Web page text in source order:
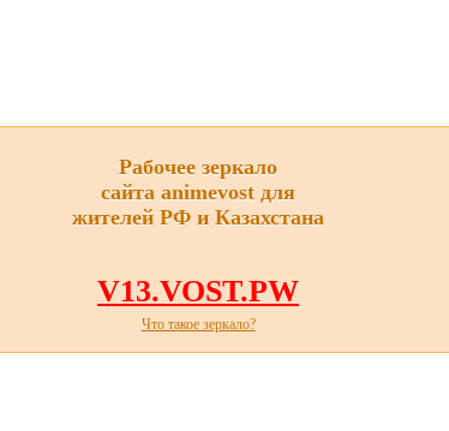
Рабочее зеркало
сайта animevost для
жителей РФ и Казахстана
V13.VOST.PW
Что такое зеркало?